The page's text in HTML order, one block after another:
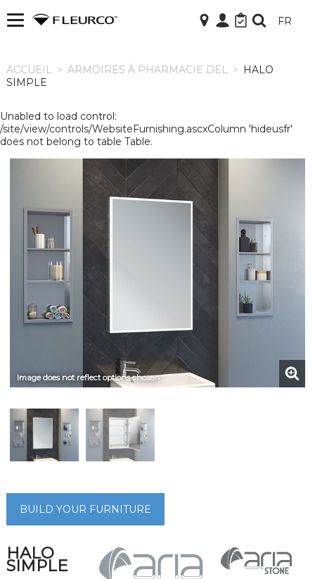
ACCUEIL FR
ACCUEIL > ARMOIRES À PHARMACIE DEL > HALO
SIMPLE
Unabled to load control:
/site/view/controls/WebsiteFurnishing.ascxColumn 'hideusfr'
does not belong to table Table.
Image does not reflect options chosen
BUILD YOUR FURNITURE
HALO
SIMPLE